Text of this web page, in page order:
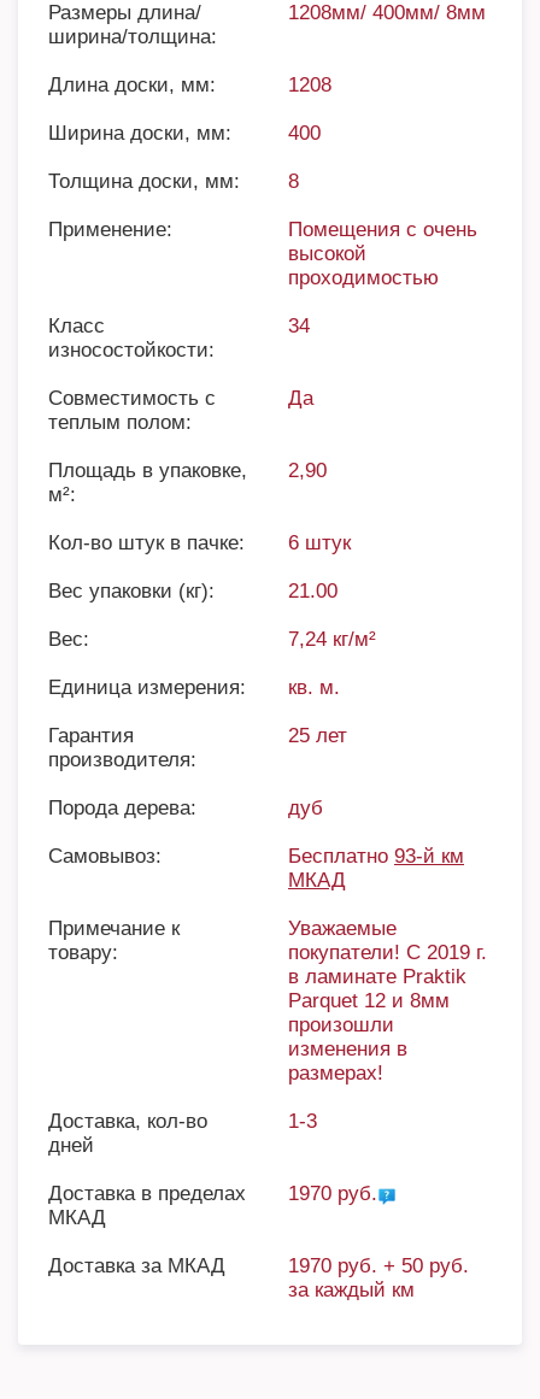
Размеры длина/
ширина/толщина:
1208мм/ 400мм/ 8мм
Длина доски, мм: 1208
Ширина доски, мм: 400
Толщина доски, мм: 8
Применение:
Помещения с очень
высокой
проходимостью
Класс
износостойкости:
34
Совместимость с
теплым полом:
Да
Площадь в упаковке,
м²:
2,90
Кол-во штук в пачке: 6 штук
Вес упаковки (кг): 21.00
Вес: 7,24 кг/м²
Единица измерения: кв. м.
Гарантия
производителя:
25 лет
Порода дерева: дуб
Самовывоз: Бесплатно 93-й км
МКАД
Примечание к
товару:
Уважаемые
покупатели! С 2019 г.
в ламинате Praktik
Parquet 12 и 8мм
произошли
изменения в
размерах!
Доставка, кол-во
дней
1-3
Доставка в пределах
МКАД
1970 руб.
Доставка за МКАД
1970 руб. + 50 руб.
за каждый км